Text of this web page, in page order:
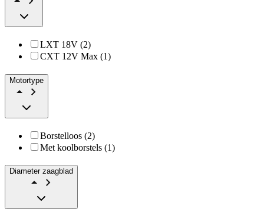
LXT 18V (2)
CXT 12V Max (1)
Motortype
Borstelloos (2)
Met koolborstels (1)
Diameter zaagblad